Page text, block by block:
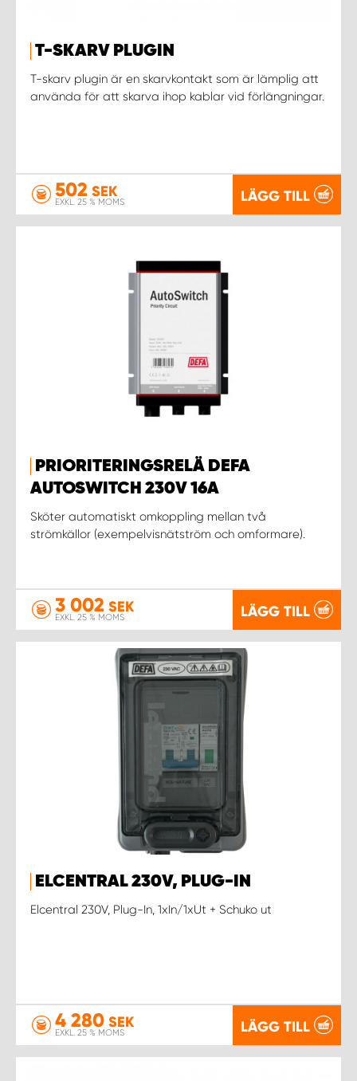
T-SKARV PLUGIN
T-skarv plugin är en skarvkontakt som är lämplig att
använda för att skarva ihop kablar vid förlängningar.
502 SEK
EXKL. 25 % MOMS LÄGG TILL
PRIORITERINGSRELÄ DEFA
AUTOSWITCH 230V 16A
Sköter automatiskt omkoppling mellan två
strömkällor (exempelvisnätström och omformare).
3 002 SEK
EXKL. 25 % MOMS LÄGG TILL
ELCENTRAL 230V, PLUG-IN
Elcentral 230V, Plug-In, 1xIn/1xUt + Schuko ut
4 280 SEK
EXKL. 25 % MOMS LÄGG TILL